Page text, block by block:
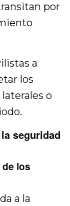
por
a
los
o
seguridad
los
a la